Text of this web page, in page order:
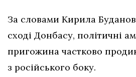
За словами Кирила
сході Донбасу, політичні
пригожина частково
з російського боку.